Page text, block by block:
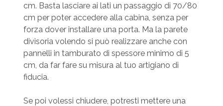
cm. Basta lasciare ai lati un passaggio di 70/80
cm per poter accedere alla cabina, senza per
forza dover installare una porta. Ma la parete
divisoria volendo si può realizzare anche con
pannelli in tamburato di spessore minimo di 5
cm, da far fare su misura al tuo artigiano di
fiducia.
Se poi volessi chiudere, potresti mettere una